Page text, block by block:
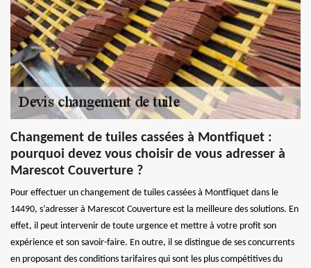
Changement de tuiles cassées à Montfiquet :
pourquoi devez vous choisir de vous adresser à
Marescot Couverture ?
Pour effectuer un changement de tuiles cassées à Montfiquet dans le
14490, s’adresser à Marescot Couverture est la meilleure des solutions. En
effet, il peut intervenir de toute urgence et mettre à votre profit son
expérience et son savoir-faire. En outre, il se distingue de ses concurrents
en proposant des conditions tarifaires qui sont les plus compétitives du